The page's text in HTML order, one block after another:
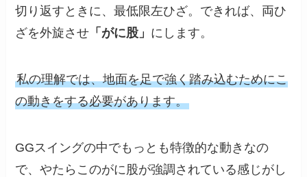
切り返すときに、最低限左ひざ。できれば、両ひ
ざを外旋させ 「がに股」 にします。
私の理解では、地面を足で強く踏み込むためにこ
の動きをする必要があります。
GGスイングの中でもっとも特徴的な動きなの
で、やたらこのがに股が強調されている感じがし